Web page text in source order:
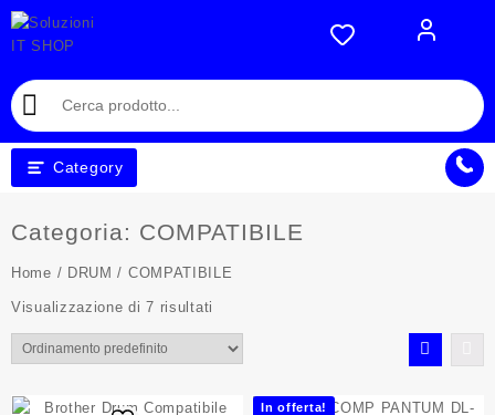
Skip
to
Category
Categoria: COMPATIBILE
Home / DRUM / COMPATIBILE
Visualizzazione di 7 risultati
In offerta!